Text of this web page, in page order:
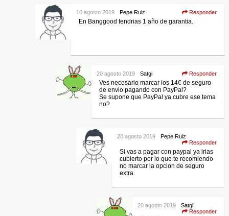
Pepe Ruiz
10 agosto 2019 Responder
En Banggood tendrias 1 año de garantia.
Satgi
20 agosto 2019 Responder
Ves necesario marcar los 14€ de seguro
de envio pagando con PayPal?
Se supone que PayPal ya cubre ese tema
no?
Pepe Ruiz
20 agosto 2019
Responder
Si vas a pagar con paypal ya irias
cubierto por lo que te recomiendo
no marcar la opcion de seguro
extra.
Satgi
20 agosto 2019
Responder